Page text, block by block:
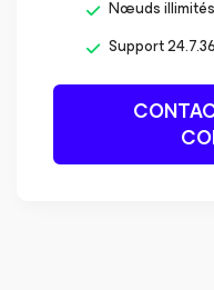
Nœuds illimités
Support